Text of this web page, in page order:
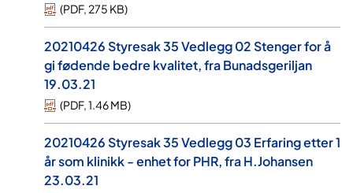
(PDF, 275 KB)
20210426 Styresak 35 Vedlegg 02 Stenger for å
gi fødende bedre kvalitet, fra Bunadsgeriljan
19.03.21
(PDF,1.46 MB)
20210426 Styresak 35 Vedlegg 03 Erfaring etter 1
år som klinikk - enhet for PHR, fra H.Johansen
23.03.21